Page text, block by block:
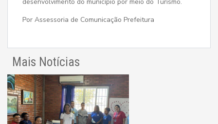
Por Assessoria de Comunicação Prefeitura
Mais Notícias